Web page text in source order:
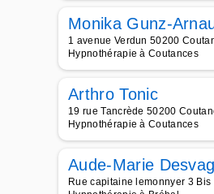
Monika Gunz-
1 avenue Verdun 50200
Hypnothérapie à Coutances
Arthro Tonic
19 rue Tancrède 50200
Hypnothérapie à Coutances
Aude-Marie
Rue capitaine lemonnyer 3